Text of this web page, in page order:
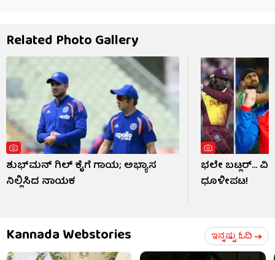
Related Photo Gallery
ಶುಭ್​ಮನ್ ಗಿಲ್ ಕೈಗೆ ಗಾಯ; ಅಭ್ಯಾಸ
ನಿಲ್ಲಿಸಿದ ನಾಯಕ
ಭಲೇ ಬಟ್ಲರ್...
ಧೂಳೀಪಟ!
Kannada Webstories ಇನ್ನಷ್ಟು ಓದಿ